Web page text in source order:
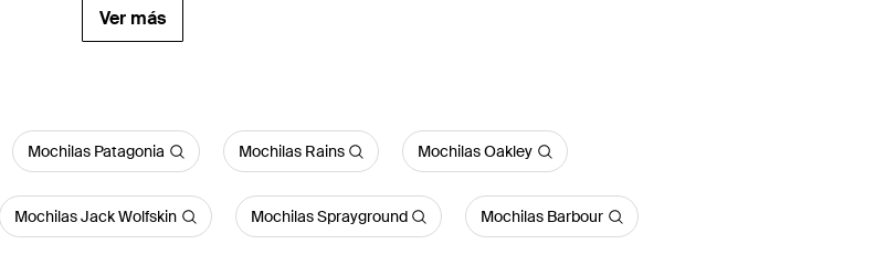
Ver más
Mochilas Patagonia Mochilas Rains Mochilas Oakley
Mochilas Jack Wolfskin Mochilas Sprayground Mochilas Barbour